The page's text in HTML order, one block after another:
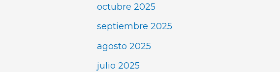
octubre 2025
septiembre 2025
agosto 2025
julio 2025